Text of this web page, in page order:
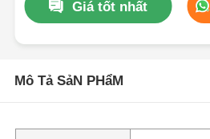
Giá tốt nhất
Mô Tả SảN PHẩM